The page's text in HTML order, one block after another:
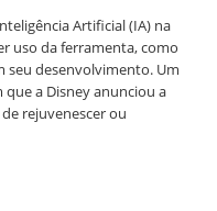
Artificial (IA) na
uso da ferramenta, como
seu desenvolvimento. Um
que a Disney anunciou a
rejuvenescer ou